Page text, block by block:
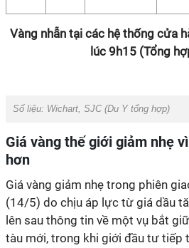
Vàng nhẫn tại các hệ thống cửa
lúc 9h15 (Tổng
Số liệu: Wichart, SJC (Du Y tổng hợp)
Giá vàng thế giới giảm nhẹ
hơn
Giá vàng giảm nhẹ trong phiên
(14/5) do chịu áp lực từ giá dầu
lên sau thông tin về một vụ bắt
tàu mới, trong khi giới đầu tư tiếp